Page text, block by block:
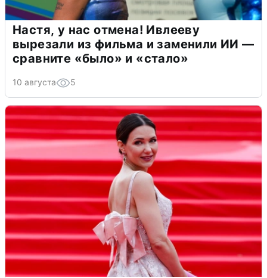
Настя, у нас отмена! Ивлееву
вырезали из фильма и заменили ИИ —
сравните «было» и «стало»
10 августа 5